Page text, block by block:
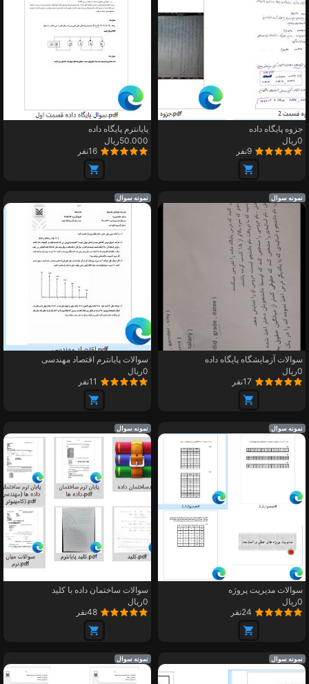
جزوه پایگاه داده
0ریال
9نفر
پایانترم پایگاه داده
50.000ریال
16نفر
نمونه سوال
سوالات آزمایشگاه پایگاه داده
0ریال
17نفر
نمونه سوال
سوالات پایانترم اقتصاد مهندسی
0ریال
11نفر
نمونه سوال
سوالات مدیریت پروژه
0ریال
24نفر
نمونه سوال
سوالات ساختمان داده با کلید
0ریال
48نفر
نمونه سوال نمونه سوال